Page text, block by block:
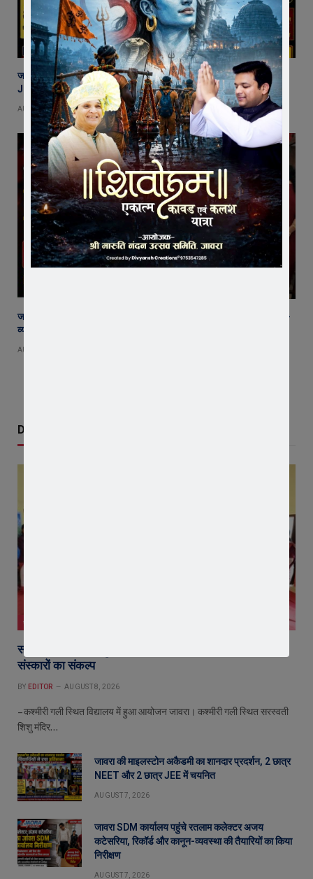
जावरा की माइलस्टोन अकैडमी का शानदार प्रदर्शन, 2 छात्र NEET और 2 छात्र
JEE में चयनित
AUGUST 7, 2026
जावरा SDM कार्यालय पहुंचे रतलाम कलेक्टर अजय कटेसरिया, रिकॉर्ड और कानून-
व्यवस्था की तैयारियों का किया निरीक्षण
AUGUST 7, 2026
Don't Miss
जावरा
सरस्वती शिशु मंदिर पहुंचे संगठन मंत्री योगेश शर्मा, बच्चों को दिलाया
संस्कारों का संकल्प
BY EDITOR AUGUST 8, 2026
– कश्मीरी गली स्थित विद्यालय में हुआ आयोजन जावरा। कश्मीरी गली स्थित सरस्वती
शिशु मंदिर…
जावरा की माइलस्टोन अकैडमी का शानदार प्रदर्शन, 2 छात्र
NEET और 2 छात्र JEE में चयनित
AUGUST 7, 2026
जावरा SDM कार्यालय पहुंचे रतलाम कलेक्टर अजय
कटेसरिया, रिकॉर्ड और कानून-व्यवस्था की तैयारियों का किया
निरीक्षण
AUGUST 7, 2026